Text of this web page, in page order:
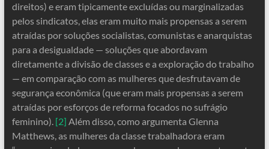
direitos) e eram tipicamente excluídas ou marginalizadas
pelos sindicatos, elas eram muito mais propensas a serem
atraídas por soluções socialistas, comunistas e anarquistas
para a desigualdade — soluções que abordavam
diretamente a divisão de classes e a exploração do trabalho
— em comparação com as mulheres que desfrutavam de
segurança econômica (que eram mais propensas a serem
atraídas por esforços de reforma focados no sufrágio
feminino). [2] Além disso, como argumenta Glenna
Matthews, as mulheres da classe trabalhadora eram